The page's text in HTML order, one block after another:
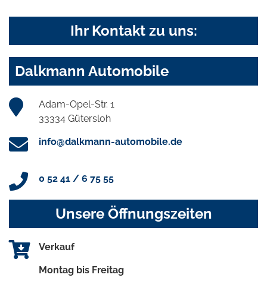
Ihr Kontakt zu uns:
Dalkmann Automobile
Adam-Opel-Str. 1
33334 Gütersloh
info@dalkmann-automobile.de
0 52 41 / 6 75 55
Unsere Öffnungszeiten
Verkauf
Montag bis Freitag